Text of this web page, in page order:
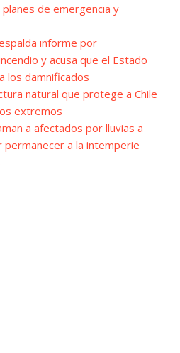
de emergencia y
informe por
y acusa que el Estado
los damnificados
natural que protege a Chile
extremos
a afectados por lluvias a
a la intemperie